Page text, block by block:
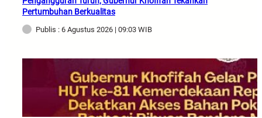
Pertumbuhan Berkualitas
Publis : 6 Agustus 2026 | 09:03 WIB